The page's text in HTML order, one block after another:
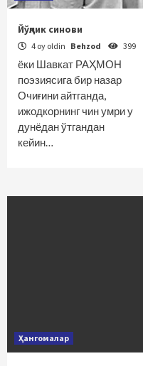
Йўқлик синови
4 oy oldin Behzod 399
ёки Шавкат РАҲМОН
поэзиясига бир назар
Очиғини айтганда,
ижодкорнинг чин умри у
дунёдан ўтгандан
кейин…
Ҳангомалар